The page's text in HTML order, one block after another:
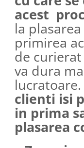
acest
la
primirea
de
va dura
lucratoare.
clienti isi
in prima
plasarea